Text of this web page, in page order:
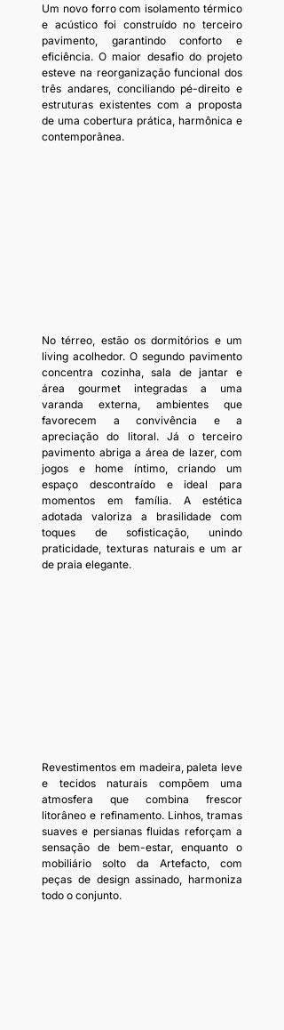
Um novo forro com isolamento térmico
e acústico foi construído no terceiro
pavimento, garantindo conforto e
eficiência. O maior desafio do projeto
esteve na reorganização funcional dos
três andares, conciliando pé-direito e
estruturas existentes com a proposta
de uma cobertura prática, harmônica e
contemporânea.
No térreo, estão os dormitórios e um
living acolhedor. O segundo pavimento
concentra cozinha, sala de jantar e
área gourmet integradas a uma
varanda externa, ambientes que
favorecem a convivência e a
apreciação do litoral. Já o terceiro
pavimento abriga a área de lazer, com
jogos e home íntimo, criando um
espaço descontraído e ideal para
momentos em família. A estética
adotada valoriza a brasilidade com
toques de sofisticação, unindo
praticidade, texturas naturais e um ar
de praia elegante.
Revestimentos em madeira, paleta leve
e tecidos naturais compõem uma
atmosfera que combina frescor
litorâneo e refinamento. Linhos, tramas
suaves e persianas fluidas reforçam a
sensação de bem-estar, enquanto o
mobiliário solto da Artefacto, com
peças de design assinado, harmoniza
todo o conjunto.